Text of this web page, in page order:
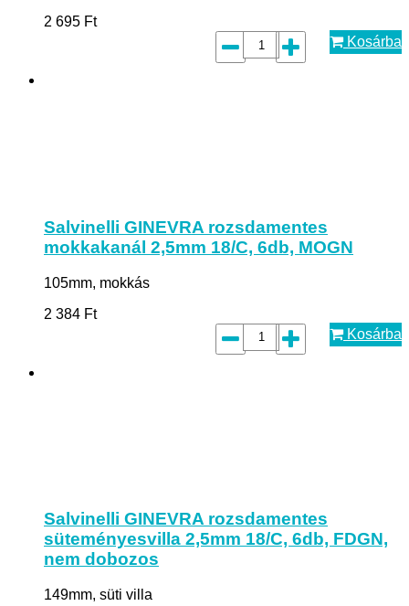
2 695 Ft
Kosárba
Salvinelli GINEVRA rozsdamentes
mokkakanál 2,5mm 18/C, 6db, MOGN
105mm, mokkás
2 384 Ft
Kosárba
Salvinelli GINEVRA rozsdamentes
süteményesvilla 2,5mm 18/C, 6db, FDGN,
nem dobozos
149mm, süti villa